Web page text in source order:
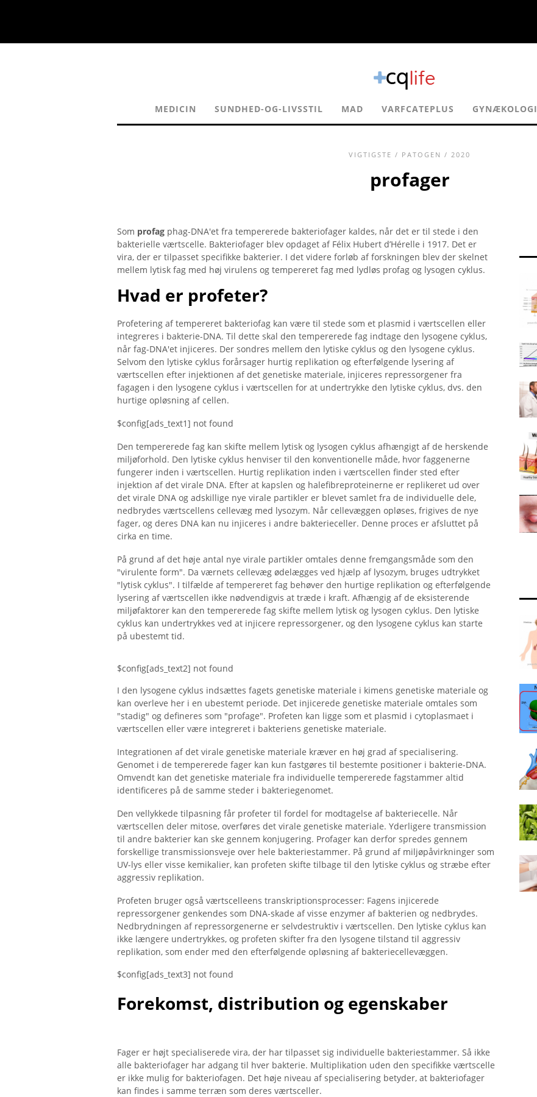
MEDICIN SUNDHED-OG-LIVSSTIL MAD VARFCATEPLUS GYNÆKOLOGI
VIGTIGSTE / PATOGEN / 2020
profager
Som profag phag-DNA'et fra tempererede bakteriofager kaldes, når det er til stede i den
bakterielle værtscelle. Bakteriofager blev opdaget af Félix Hubert d’Hérelle i 1917. Det er
vira, der er tilpasset specifikke bakterier. I det videre forløb af forskningen blev der skelnet
mellem lytisk fag med høj virulens og tempereret fag med lydløs profag og lysogen cyklus.
Hvad er profeter?
Profetering af tempereret bakteriofag kan være til stede som et plasmid i værtscellen eller
integreres i bakterie-DNA. Til dette skal den tempererede fag indtage den lysogene cyklus,
når fag-DNA'et injiceres. Der sondres mellem den lytiske cyklus og den lysogene cyklus.
Selvom den lytiske cyklus forårsager hurtig replikation og efterfølgende lysering af
værtscellen efter injektionen af ​​det genetiske materiale, injiceres repressorgener fra
fagagen i den lysogene cyklus i værtscellen for at undertrykke den lytiske cyklus, dvs. den
hurtige opløsning af cellen.
$config[ads_text1] not found
Den tempererede fag kan skifte mellem lytisk og lysogen cyklus afhængigt af de herskende
miljøforhold. Den lytiske cyklus henviser til den konventionelle måde, hvor faggenerne
fungerer inden i værtscellen. Hurtig replikation inden i værtscellen finder sted efter
injektion af det virale DNA. Efter at kapslen og halefibreproteinerne er replikeret ud over
det virale DNA og adskillige nye virale partikler er blevet samlet fra de individuelle dele,
nedbrydes værtscellens cellevæg med lysozym. Når cellevæggen opløses, frigives de nye
fager, og deres DNA kan nu injiceres i andre bakterieceller. Denne proces er afsluttet på
cirka en time.
På grund af det høje antal nye virale partikler omtales denne fremgangsmåde som den
"virulente form". Da værnets cellevæg ødelægges ved hjælp af lysozym, bruges udtrykket
"lytisk cyklus". I tilfælde af tempereret fag behøver den hurtige replikation og efterfølgende
lysering af værtscellen ikke nødvendigvis at træde i kraft. Afhængig af de eksisterende
miljøfaktorer kan den tempererede fag skifte mellem lytisk og lysogen cyklus. Den lytiske
cyklus kan undertrykkes ved at injicere repressorgener, og den lysogene cyklus kan starte
på ubestemt tid.
$config[ads_text2] not found
I den lysogene cyklus indsættes fagets genetiske materiale i kimens genetiske materiale og
kan overleve her i en ubestemt periode. Det injicerede genetiske materiale omtales som
"stadig" og defineres som "profage". Profeten kan ligge som et plasmid i cytoplasmaet i
værtscellen eller være integreret i bakteriens genetiske materiale.
Integrationen af ​​det virale genetiske materiale kræver en høj grad af specialisering.
Genomet i de tempererede fager kan kun fastgøres til bestemte positioner i bakterie-DNA.
Omvendt kan det genetiske materiale fra individuelle tempererede fagstammer altid
identificeres på de samme steder i bakteriegenomet.
Den vellykkede tilpasning får profeter til fordel for modtagelse af bakteriecelle. Når
værtscellen deler mitose, overføres det virale genetiske materiale. Yderligere transmission
til andre bakterier kan ske gennem konjugering. Profager kan derfor spredes gennem
forskellige transmissionsveje over hele bakteriestammer. På grund af miljøpåvirkninger som
UV-lys eller visse kemikalier, kan profeten skifte tilbage til den lytiske cyklus og stræbe efter
aggressiv replikation.
Profeten bruger også værtscelleens transkriptionsprocesser: Fagens injicerede
repressorgener genkendes som DNA-skade af visse enzymer af bakterien og nedbrydes.
Nedbrydningen af ​​repressorgenerne er selvdestruktiv i værtscellen. Den lytiske cyklus kan
ikke længere undertrykkes, og profeten skifter fra den lysogene tilstand til aggressiv
replikation, som ender med den efterfølgende opløsning af bakteriecellevæggen.
$config[ads_text3] not found
Forekomst, distribution og egenskaber
Fager er højt specialiserede vira, der har tilpasset sig individuelle bakteriestammer. Så ikke
alle bakteriofager har adgang til hver bakterie. Multiplikation uden den specifikke værtscelle
er ikke mulig for bakteriofagen. Det høje niveau af specialisering betyder, at bakteriofager
kan findes i samme terræn som deres værtsceller.